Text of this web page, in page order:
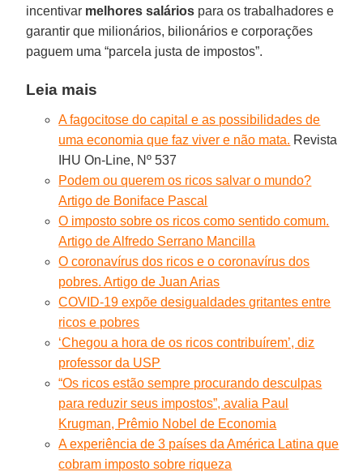
incentivar melhores salários para os trabalhadores e
garantir que milionários, bilionários e corporações
paguem uma “parcela justa de impostos”.
Leia mais
A fagocitose do capital e as possibilidades de
uma economia que faz viver e não mata. Revista
IHU On-Line, Nº 537
Podem ou querem os ricos salvar o mundo?
Artigo de Boniface Pascal
O imposto sobre os ricos como sentido comum.
Artigo de Alfredo Serrano Mancilla
O coronavírus dos ricos e o coronavírus dos
pobres. Artigo de Juan Arias
COVID-19 expõe desigualdades gritantes entre
ricos e pobres
‘Chegou a hora de os ricos contribuírem’, diz
professor da USP
“Os ricos estão sempre procurando desculpas
para reduzir seus impostos”, avalia Paul
Krugman, Prêmio Nobel de Economia
A experiência de 3 países da América Latina que
cobram imposto sobre riqueza